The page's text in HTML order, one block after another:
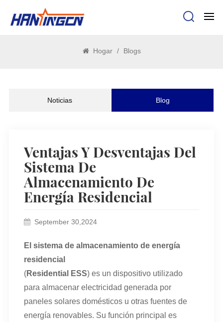
Hogar / Blogs
Noticias Blog
Ventajas Y Desventajas Del
Sistema De
Almacenamiento De
Energía Residencial
September 30,2024
El sistema de almacenamiento de energía
residencial
(Residential ESS) es un dispositivo utilizado
para almacenar electricidad generada por
paneles solares domésticos u otras fuentes de
energía renovables. Su función principal es